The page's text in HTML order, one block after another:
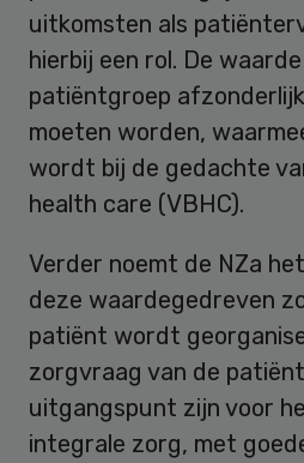
uitkomsten als
hierbij een rol. De
patiëntgroep
moeten worden,
wordt bij de gedachte
health care (VBHC).
Verder noemt de NZa
deze waardegedreven
patiënt wordt
zorgvraag van de
uitgangspunt zijn voor
integrale zorg, met